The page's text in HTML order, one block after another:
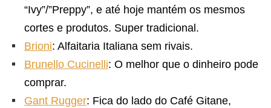
“Ivy”/”Preppy”, e até hoje mantém os mesmos
cortes e produtos. Super tradicional.
Brioni: Alfaitaria Italiana sem rivais.
Brunello Cucinelli: O melhor que o dinheiro pode
comprar.
Gant Rugger: Fica do lado do Café Gitane,